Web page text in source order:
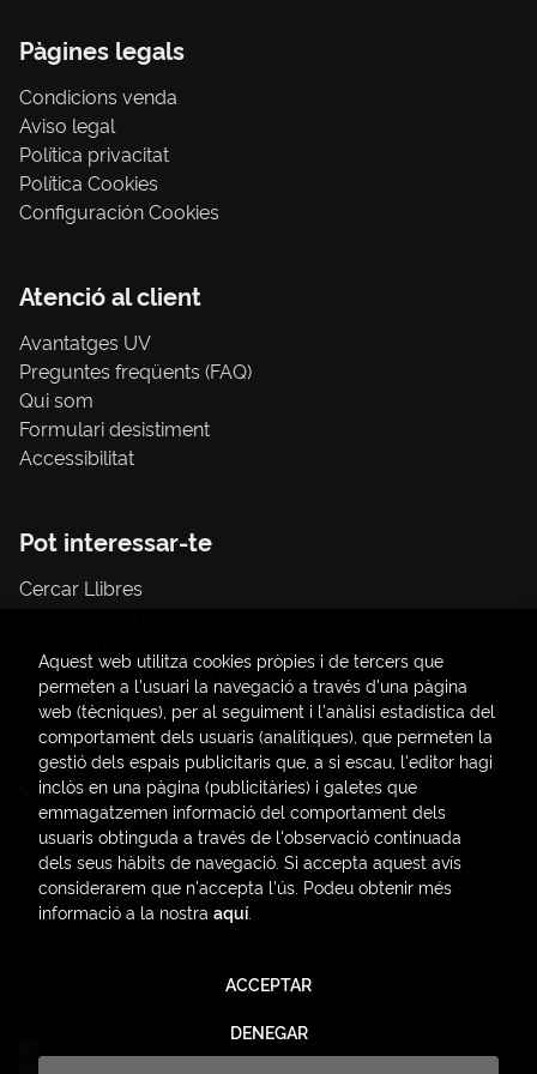
Pàgines legals
Condicions venda
Aviso legal
Política privacitat
Política Cookies
Configuración Cookies
Atenció al client
Avantatges UV
Preguntes freqüents (FAQ)
Qui som
Formulari desistiment
Accessibilitat
Pot interessar-te
Cercar Llibres
Papereria / material d'oficina
Consum Sostenible
Contacte
C/ Amadeo de Saboya, 4
(+34) 963828968
latendauv@fundacio.es
Formulari de contacte
. Tots els Drets Reservats |
Aquest web utilitza cookies pròpies i de tercers que
permeten a l'usuari la navegació a través d'una pàgina
web (tècniques), per al seguiment i l'anàlisi estadística del
comportament dels usuaris (analítiques), que permeten la
gestió dels espais publicitaris que, a si escau, l'editor hagi
inclòs en una pàgina (publicitàries) i galetes que
emmagatzemen informació del comportament dels
usuaris obtinguda a través de l'observació continuada
dels seus hàbits de navegació. Si accepta aquest avís
considerarem que n'accepta l'ús. Podeu obtenir més
informació a la nostra aquí.
DENEGAR
ACCEPTAR